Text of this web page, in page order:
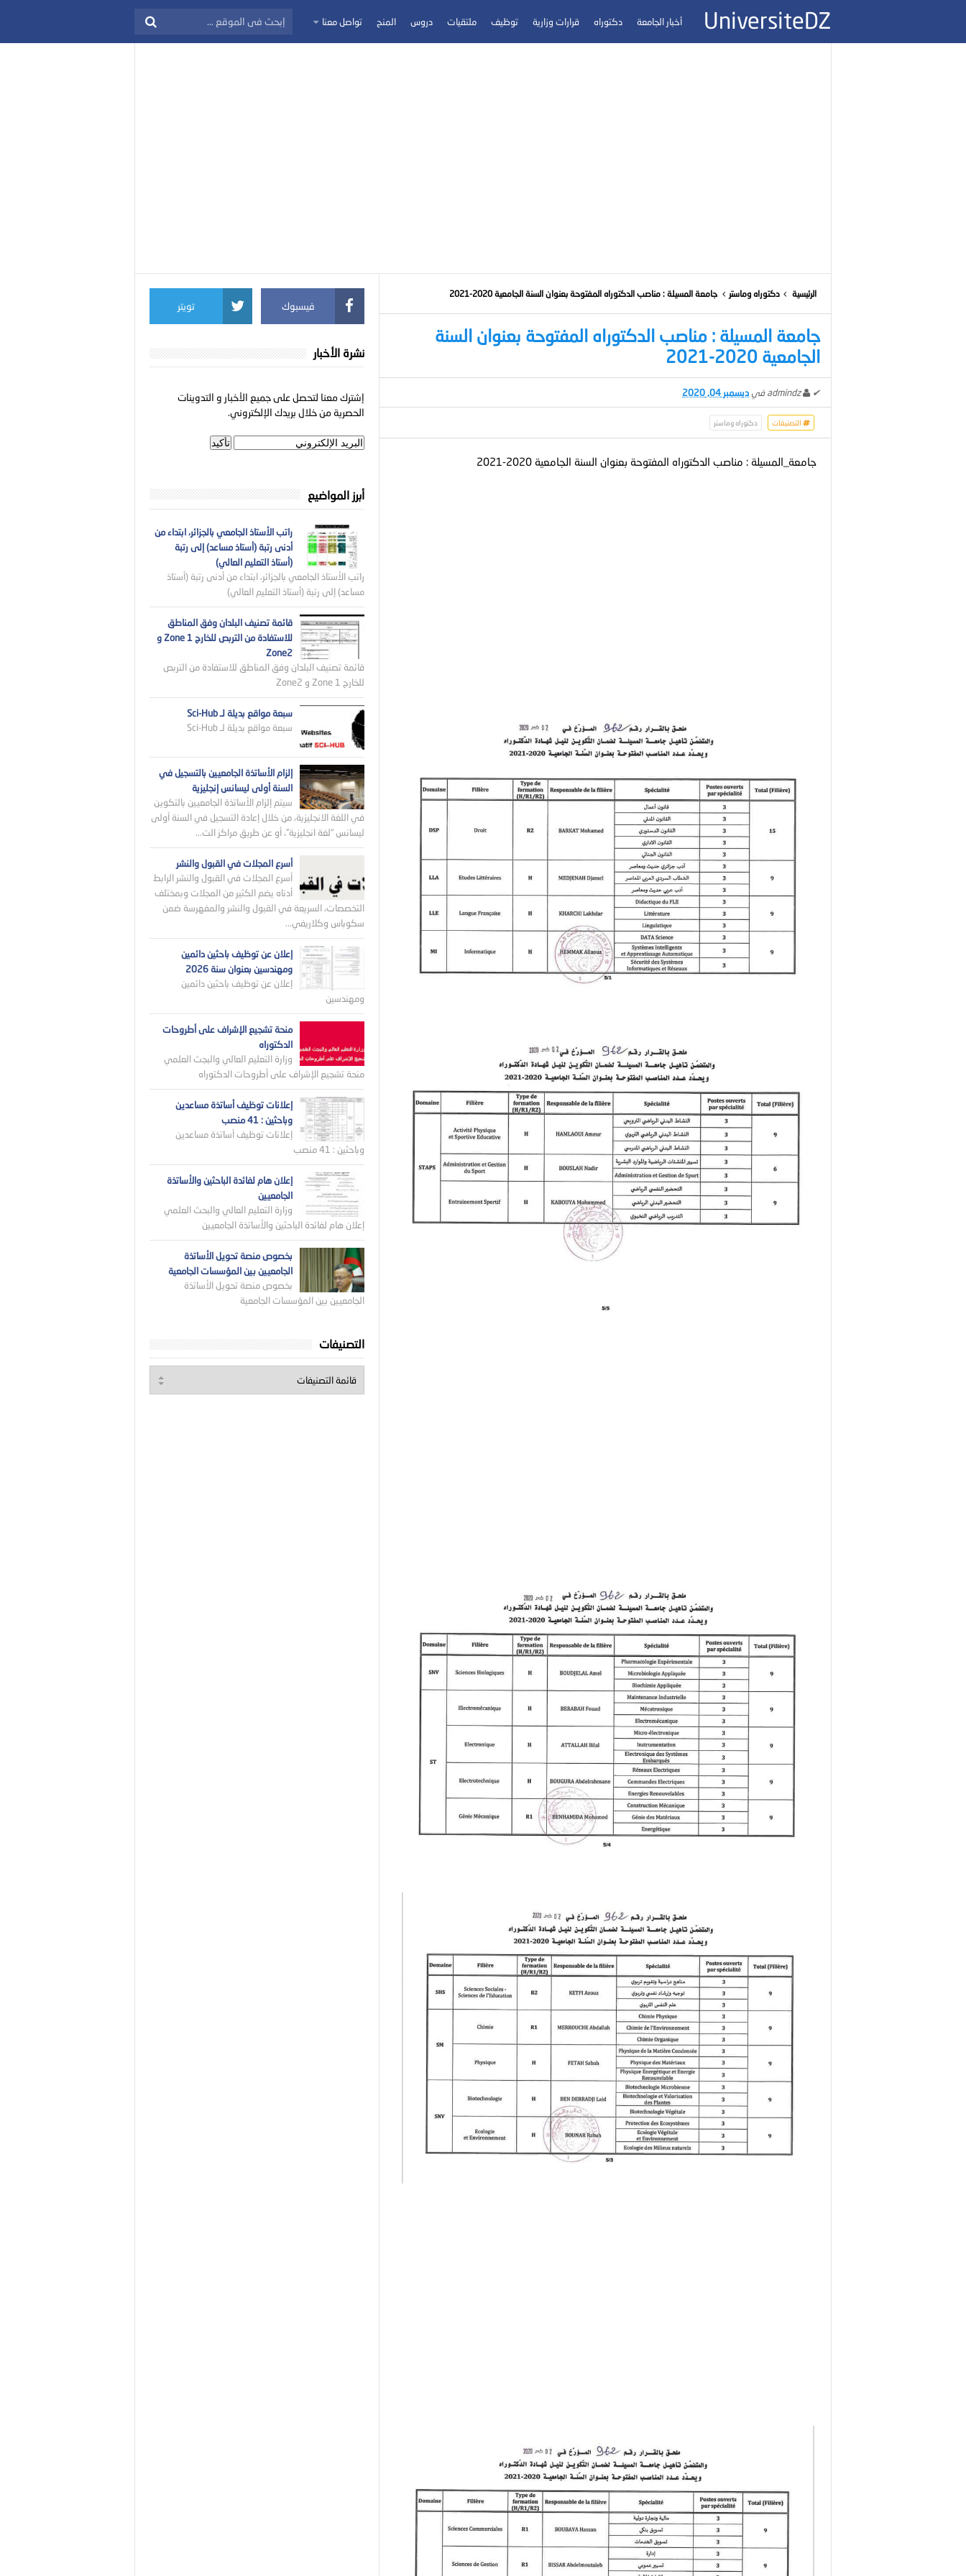
UniversiteDZ أخبار الجامعة دكتوراه قرارات وزارية توظيف ملتقيات دروس المنح تواصل معنا
الرئيسية دكتوراه وماستر جامعة المسيلة : مناصب الدكتوراه المفتوحة بعنوان السنة الجامعية 2020-2021
جامعة المسيلة : مناصب الدكتوراه المفتوحة بعنوان السنة
الجامعية 2020-2021
✔
admindz في ديسمبر 04, 2020
التصنيفات دكتوراه وماستر
جامعة_المسيلة : مناصب الدكتوراه المفتوحة بعنوان السنة الجامعية 2020-2021
فيسبوك تويتر
نشرة الأخبار
إشترك معنا لتحصل على جميع الأخبار و التدوينات
الحصرية من خلال بريدك الإلكتروني.
أبرز المواضيع
راتب الأستاذ الجامعي بالجزائر، ابتداء من
أدنى رتبة (أستاذ مساعد) إلى رتبة
(أستاذ التعليم العالي)
راتب الأستاذ الجامعي بالجزائر، ابتداء من أدنى رتبة (أستاذ
مساعد) إلى رتبة (أستاذ التعليم العالي)
قائمة تصنيف البلدان وفق المناطق
للاستفادة من التربص للخارج Zone 1 و
Zone2
قائمة تصنيف البلدان وفق المناطق للاستفادة من التربص
للخارج Zone 1 و Zone2
سبعة مواقع بديلة لـ Sci-Hub
سبعة مواقع بديلة لـ Sci-Hub
إلزام الأساتذة الجامعيين بالتسجيل في
السنة أولى ليسانس إنجليزية
سيتم إلزام الأساتذة الجامعيين بالتكوين
في اللغة الانجليزية، من خلال إعادة التسجيل في السنة أولى
ليسانس “لغة انجليزية”، أو عن طريق مراكز الت...
أسرع المجلات في القبول والنشر
أسرع المجلات في القبول والنشر الرابط
أدناه يضم الكثير من المجلات وبمختلف
التخصصات، السريعة في القبول والنشر والمفهرسة ضمن
سكوباس وكلاريفي...
إعلان عن توظيف باحثين دائمين
ومهندسين بعنوان سنة 2026
إعلان عن توظيف باحثين دائمين
ومهندسين
منحة تشجيع الإشراف على أطروحات
الدكتوراه
وزارة التعليم العالي والبجث العلمي
منحة تشجيع الإشراف على أطروحات الدكتوراه
إعلانات توظيف أساتذة مساعدين
وباحثين : 41 منصب
إعلانات توظيف أساتذة مساعدين
وباحثين : 41 منصب
إعلان هام لفائدة الباحثين والأساتذة
الجامعيين
وزارة التعليم العالي والبحث العلمي
إعلان هام لفائدة الباحثين والأساتذة الجامعيين
بخصوص منصة تحويل الأساتذة
الجامعيين بين المؤسسات الجامعية
بخصوص منصة تحويل الأساتذة
الجامعيين بين المؤسسات الجامعية
التصنيفات